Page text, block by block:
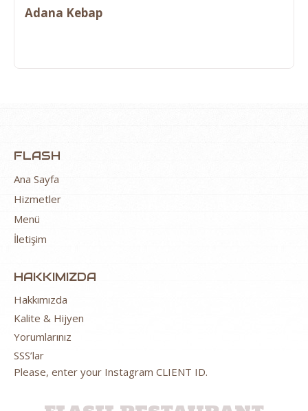
Adana Kebap
FLASH
Ana Sayfa
Hizmetler
Menü
İletişim
HAKKIMIZDA
Hakkımızda
Kalite & Hijyen
Yorumlarınız
SSS’lar
Please, enter your Instagram CLIENT ID.